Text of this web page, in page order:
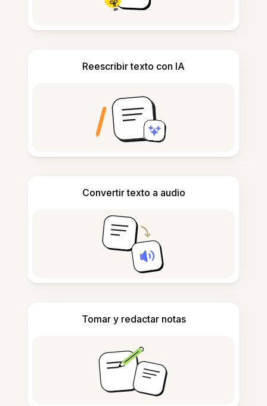
Reescribir texto con IA
Convertir texto a audio
Tomar y redactar notas